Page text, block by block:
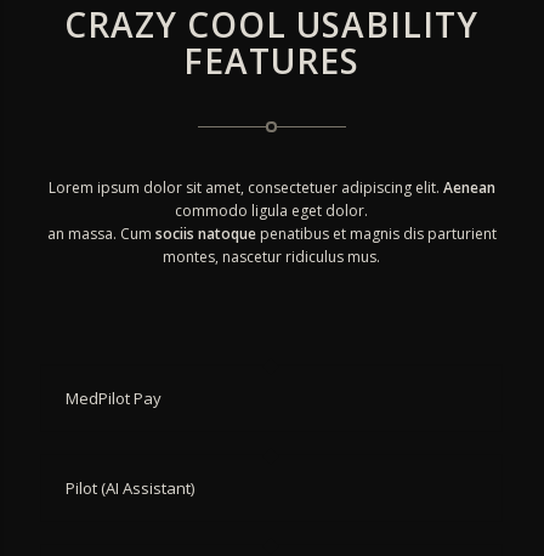
CRAZY COOL USABILITY
FEATURES
Lorem ipsum dolor sit amet, consectetuer adipiscing elit. Aenean
commodo ligula eget dolor.
an massa. Cum sociis natoquepenatibus et magnis dis parturient
montes, nascetur ridiculus mus.
MedPilot Pay
Pilot (AI Assistant)